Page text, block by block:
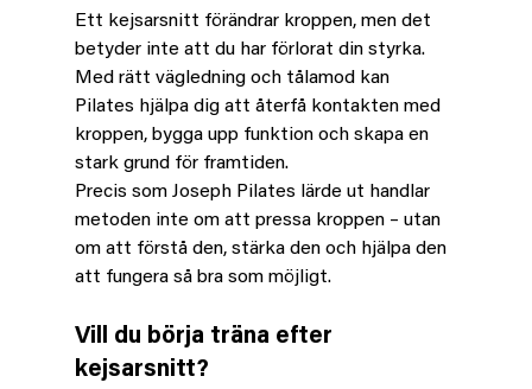
Ett kejsarsnitt förändrar kroppen, men det
betyder inte att du har förlorat din styrka.
Med rätt vägledning och tålamod kan
Pilates hjälpa dig att återfå kontakten med
kroppen, bygga upp funktion och skapa en
stark grund för framtiden.
Precis som Joseph Pilates lärde ut handlar
metoden inte om att pressa kroppen – utan
om att förstå den, stärka den och hjälpa den
att fungera så bra som möjligt.
Vill du börja träna efter
kejsarsnitt?